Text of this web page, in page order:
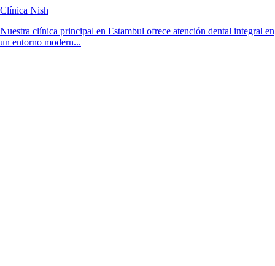
Clínica Nish
Nuestra clínica principal en Estambul ofrece atención dental integral en
un entorno modern...